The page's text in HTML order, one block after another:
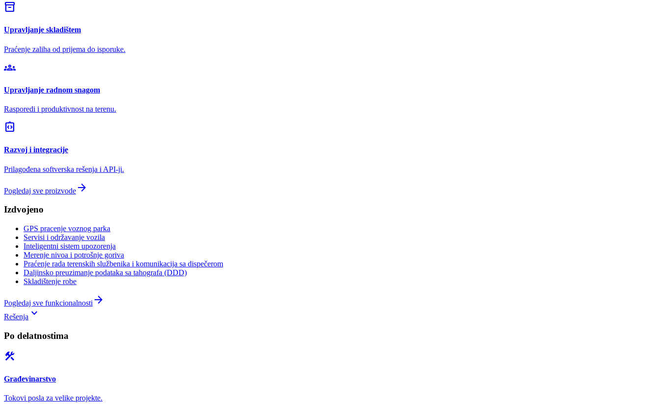
inventory_2
Upravljanje skladištem
Praćenje zaliha od prijema do isporuke.
groups
Upravljanje radnom snagom
Rasporedi i produktivnost na terenu.
integration_instructions
Razvoj i integracije
Prilagođena softverska rešenja i API-ji.
Pogledaj sve proizvode arrow_forward
Izdvojeno
GPS pracenje voznog parka
Servisi i održavanje vozila
Inteligentni sistem upozorenja
Merenje nivoa i potrošnje goriva
Praćenje rada terenskih službenika i komunikacija sa dispečerom
Daljinsko preuzimanje podataka sa tahografa (DDD)
Skladištenje robe
Pogledaj sve funkcionalnosti arrow_forward
Rešenja keyboard_arrow_down
Po delatnostima
construction
Građevinarstvo
Tokovi posla za velike projekte.